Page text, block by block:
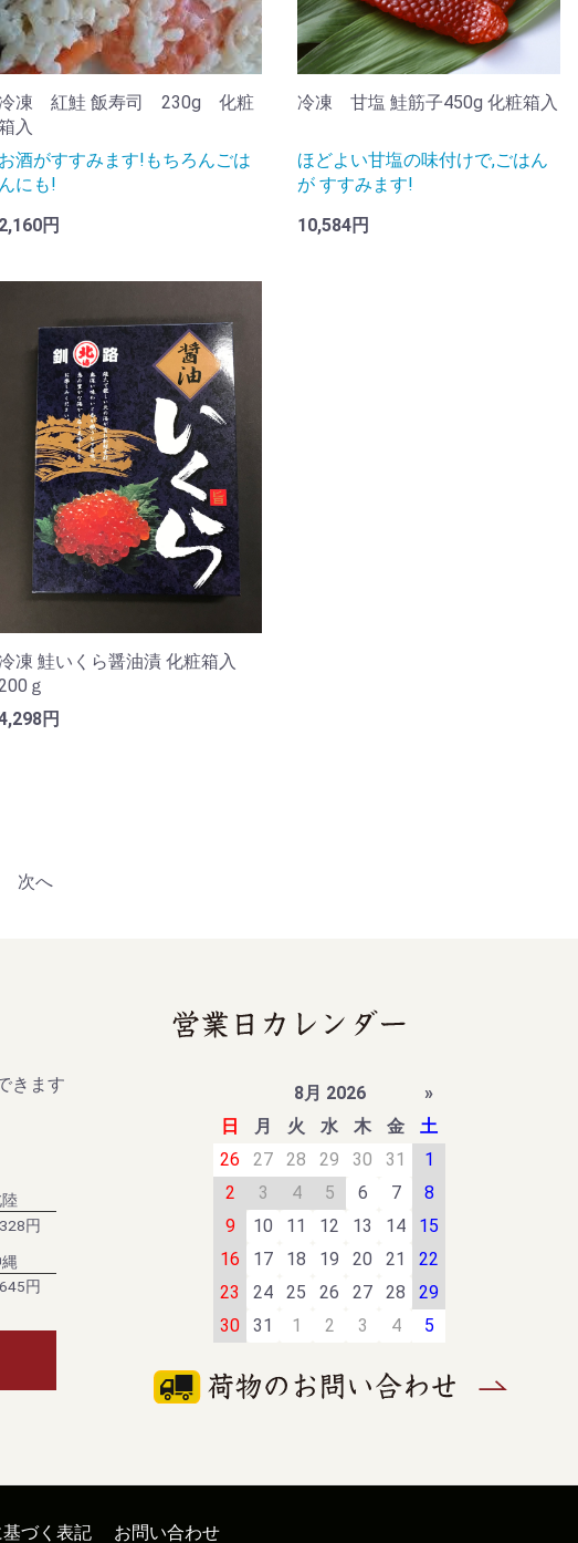
凍 紅鮭 飯寿司 230g 化粧
入
お酒がすすみます!もちろんごは
んにも!
2,160円
冷凍 甘塩 鮭筋子450g 化粧箱入
ほどよい甘塩の味付けで,ごはん
が すすみます!
10,584円
凍 鮭いくら醤油漬 化粧箱入
ｇ
円
次へ
きます
円
円
8月 2026
»
日
月 火 水 木 金
土
26
27 28 29 30 31
1
2
3 4 5 6 7
8
9
10 11 12 13 14
15
16
17 18 19 20 21
22
23
24 25 26 27 28
29
30
31 1 2 3 4 5
づく表記 お問い合わせ